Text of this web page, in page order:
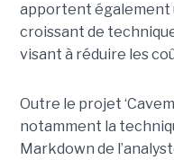
apportent également
croissant de
visant à réduire les
Outre le projet
notamment la
Markdown de